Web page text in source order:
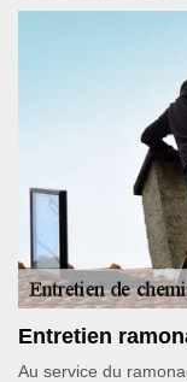
Entretien
Au service du